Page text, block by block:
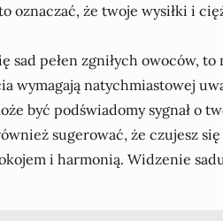
oznaczać, że twoje wysiłki i
sad pełen zgniłych owoców,
wymagają natychmiastowej
być podświadomy sygnał o
sugerować, że czujesz
i harmonią. Widzenie